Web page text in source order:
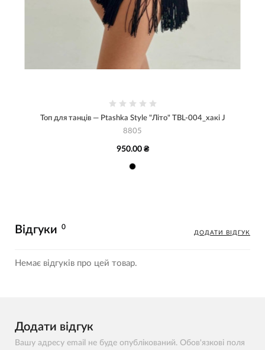
Топ для танців — Ptashka Style "Літо" TBL-004_хакі J
8805
950.00 ₴
Відгуки 0
ДОДАТИ ВІДГУК
Немає відгуків про цей товар.
Додати відгук
Вашу адресу email не буде опублікований. Обов'язкові поля